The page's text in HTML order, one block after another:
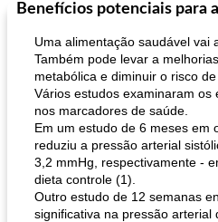
Benefícios potenciais para
Uma alimentação saudável vai
Também pode levar a
metabólica e diminuir o risco
Vários estudos examinaram os
nos marcadores de saúde.
Em um estudo de 6 meses em
reduziu a pressão arterial
3,2 mmHg, respectivamente -
dieta controle (1).
Outro estudo de 12 semanas
significativa na pressão arterial